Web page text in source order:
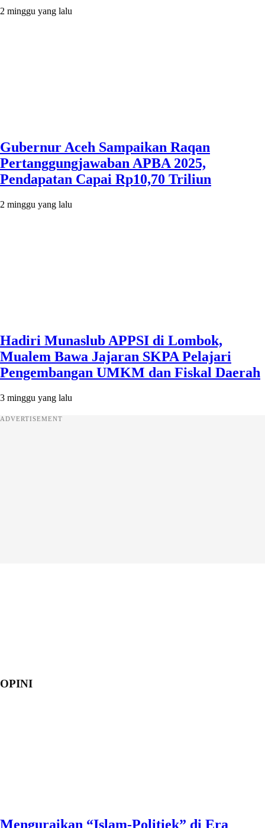
2 minggu yang lalu
Gubernur Aceh Sampaikan Raqan
Pertanggungjawaban APBA 2025,
Pendapatan Capai Rp10,70 Triliun
2 minggu yang lalu
Hadiri Munaslub APPSI di Lombok,
Mualem Bawa Jajaran SKPA Pelajari
Pengembangan UMKM dan Fiskal Daerah
3 minggu yang lalu
ADVERTISEMENT
OPINI
Menguraikan “Islam-Politiek” di Era